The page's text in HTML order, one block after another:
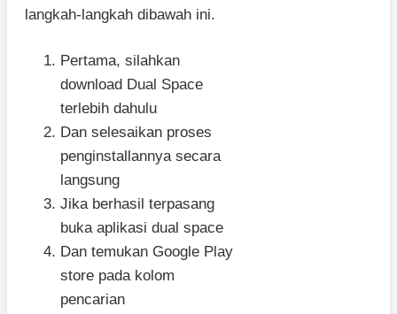
langkah-langkah dibawah ini.
Pertama, silahkan
download Dual Space
terlebih dahulu
Dan selesaikan proses
penginstallannya secara
langsung
Jika berhasil terpasang
buka aplikasi dual space
Dan temukan Google Play
store pada kolom
pencarian